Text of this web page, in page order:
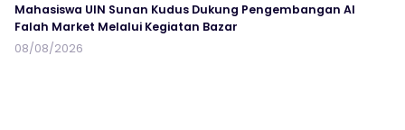
Mahasiswa UIN Sunan Kudus Dukung Pengembangan Al
Falah Market Melalui Kegiatan Bazar
08/08/2026